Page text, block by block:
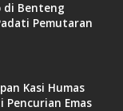
di Benteng
Pemutaran
Kasi Humas
Pencurian Emas